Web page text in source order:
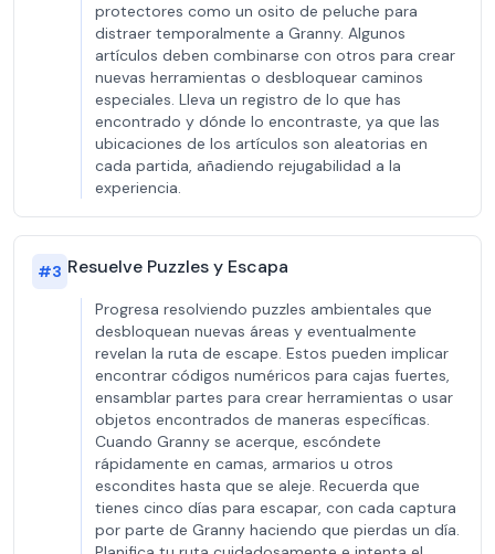
protectores como un osito de peluche para
distraer temporalmente a Granny. Algunos
artículos deben combinarse con otros para crear
nuevas herramientas o desbloquear caminos
especiales. Lleva un registro de lo que has
encontrado y dónde lo encontraste, ya que las
ubicaciones de los artículos son aleatorias en
cada partida, añadiendo rejugabilidad a la
experiencia.
#3 Resuelve Puzzles y Escapa
Progresa resolviendo puzzles ambientales que
desbloquean nuevas áreas y eventualmente
revelan la ruta de escape. Estos pueden implicar
encontrar códigos numéricos para cajas fuertes,
ensamblar partes para crear herramientas o usar
objetos encontrados de maneras específicas.
Cuando Granny se acerque, escóndete
rápidamente en camas, armarios u otros
escondites hasta que se aleje. Recuerda que
tienes cinco días para escapar, con cada captura
por parte de Granny haciendo que pierdas un día.